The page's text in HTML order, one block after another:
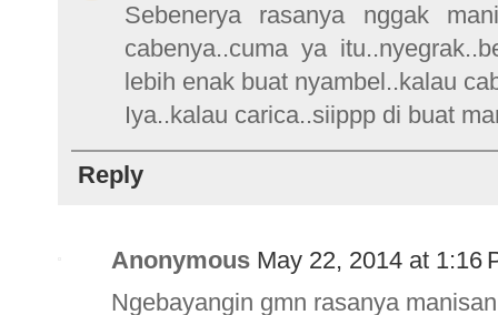
Sebenerya rasanya nggak
cabenya..cuma ya
lebih enak buat nyambel..kalau
Iya..kalau carica..siippp di buat
Reply
Anonymous May 22, 2014 at 1:16
Ngebayangin gmn rasanya